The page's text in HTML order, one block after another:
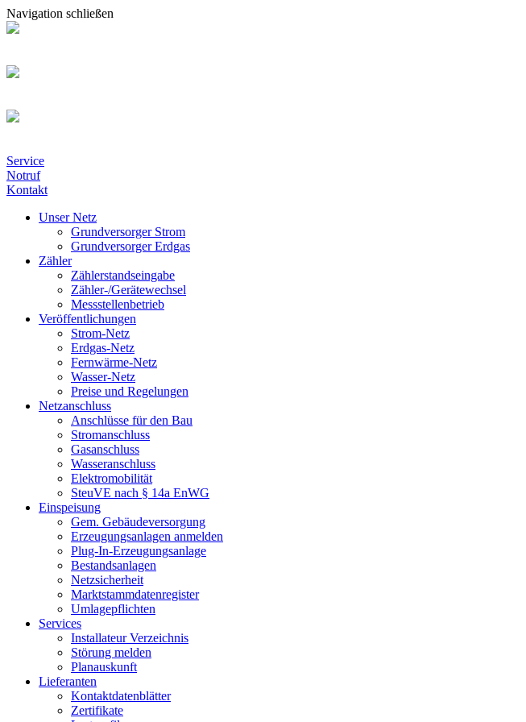
Navigation schließen
Service
Notruf
Kontakt
Unser Netz
Grundversorger Strom
Grundversorger Erdgas
Zähler
Zählerstandseingabe
Zähler-/Gerätewechsel
Messstellenbetrieb
Veröffentlichungen
Strom-Netz
Erdgas-Netz
Fernwärme-Netz
Wasser-Netz
Preise und Regelungen
Netzanschluss
Anschlüsse für den Bau
Stromanschluss
Gasanschluss
Wasseranschluss
Elektromobilität
SteuVE nach § 14a EnWG
Einspeisung
Gem. Gebäudeversorgung
Erzeugungsanlagen anmelden
Plug-In-Erzeugungsanlage
Bestandsanlagen
Netzsicherheit
Marktstammdatenregister
Umlagepflichten
Services
Installateur Verzeichnis
Störung melden
Planauskunft
Lieferanten
Kontaktdatenblätter
Zertifikate